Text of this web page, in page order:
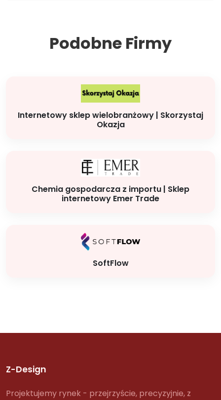
Podobne Firmy
Internetowy sklep wielobranżowy | Skorzystaj
Okazja
Chemia gospodarcza z importu | Sklep
internetowy Emer Trade
SoftFlow
Z-Design
Projektujemy rynek - przejrzyście, precyzyjnie, z